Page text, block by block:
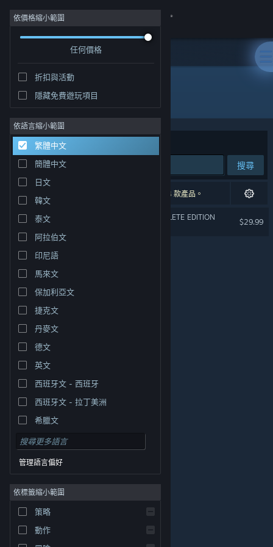
登入
社群
關於
客服
變更語言
取得 Steam 行動應用程式
檢視電腦版網頁
權人在美國與其它國家（地區）之財產。
Cookie
依價格縮小範圍
任何價格
折扣與活動
隱藏免費遊玩項目
依語言縮小範圍
繁體中文
簡體中文
日文
韓文
泰文
阿拉伯文
印尼語
馬來文
保加利亞文
捷克文
丹麥文
德文
英文
西班牙文 - 西班牙
西班牙文 - 拉丁美洲
希臘文
管理語言偏好
依標籤縮小範圍
策略
動作
開發人員: Protocol Games
排序依據 相關性
搜尋
1 項相符的搜尋結果。 已根據您的偏好設定排除 4 款產品。
SONG OF HORROR COMPLETE EDITION
$29.99